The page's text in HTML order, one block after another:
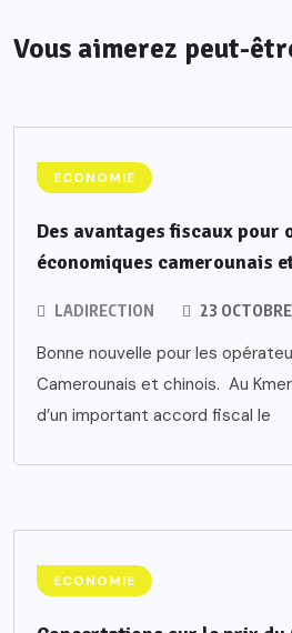
Vous aimerez peut-
ECONOMIE
Des avantages fiscaux pour
économiques camerounais
LADIRECTION 23
Bonne nouvelle pour les
Camerounais et chinois. Au
d’un important accord fiscal le
ECONOMIE